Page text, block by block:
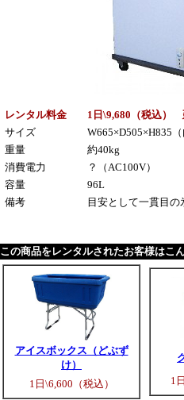
レンタル料金
1日\9,680（税込）
サイズ
W665×D505×H835
重量
約40kg
消費電力
？（AC100V）
容量
96L
備考
目安として一貫目
この商品をレンタルされたお客様はこ
アイスボックス（どぶず
け）
1日\6,600（税込）
1